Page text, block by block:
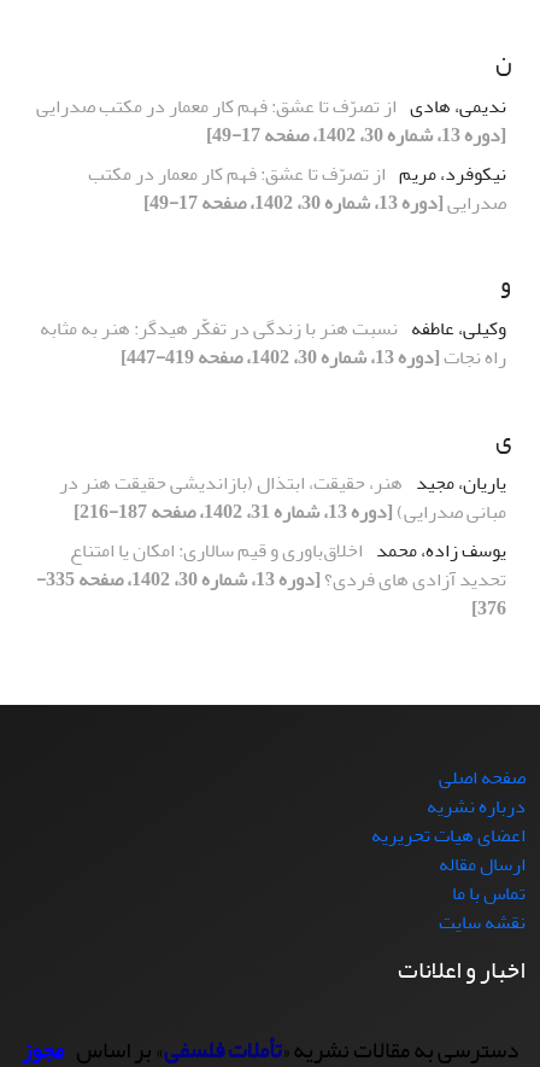
ن
ندیمی، هادی از تصرّف تا عشق: فهم کار معمار در مکتب صدرایی
[دوره 13، شماره 30، 1402، صفحه 17-49]
نیکوفرد، مریم از تصرّف تا عشق: فهم کار معمار در مکتب
صدرایی[دوره 13، شماره 30، 1402، صفحه 17-49]
و
وکیلی، عاطفه نسبت هنر با زندگی در تفکّر هیدگر: هنر به مثابه
راه نجات[دوره 13، شماره 30، 1402، صفحه 419-447]
ی
یاریان، مجید هنر، حقیقت، ابتذال (بازاندیشی حقیقت هنر در
مبانی صدرایی)[دوره 13، شماره 31، 1402، صفحه 187-216]
یوسف زاده، محمد اخلاق‌باوری و قیم سالاری: امکان یا امتناع
تحدید آزادی های فردی؟
[دوره 13، شماره 30، 1402، صفحه 335-
376]
صفحه اصلی
درباره نشریه
اعضای هیات تحریریه
ارسال مقاله
تماس با ما
نقشه سایت
اخبار و اعلانات
دسترسی به مقالات نشریه «تأملات فلسفی» بر اساس مجوز